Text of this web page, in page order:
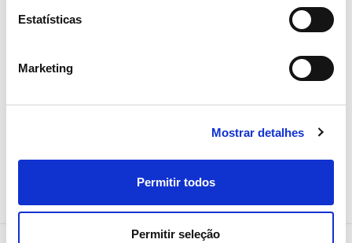
Estatísticas
Marketing
Mostrar detalhes
Permitir todos
Permitir seleção
Fitch sobe rating de longo prazo
Investidores